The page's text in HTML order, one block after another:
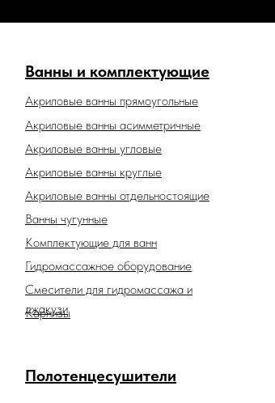
Ванны и комплектующие
Акриловые ванны прямоугольные
Акриловые ванны отдельностоящие
Акриловые ванны асимметричные
Акриловые ванны угловые
Акриловые ванны круглые
Ванны чугунные
Комплектующие для ванн
Гидромассажное оборудование
Смесители для гидромассажа и
джакузи
Карнизы
Полотенцесушители